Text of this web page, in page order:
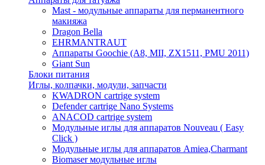
Mast - модульные аппараты для перманентного
макияжа
Dragon Bella
EHRMANTRAUT
Аппараты Goochie (A8, MII, ZX1511, PMU 2011)
Giant Sun
Блоки питания
Иглы, колпачки, модули, запчасти
KWADRON cartrige system
Defender cartrige Nano Systems
ANACOD cartrige system
Модульные иглы для аппаратов Nouveau ( Easy
Click )
Модульные иглы для аппаратов Amiea,Charmant
Biomaser модульные иглы